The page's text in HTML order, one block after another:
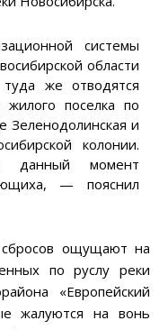
системы
области
же отводятся
жилого поселка по
Зеленодолинская и
колонии.
данный момент
— пояснил
ощущают на
по руслу реки
«Европейский
жалуются на вонь